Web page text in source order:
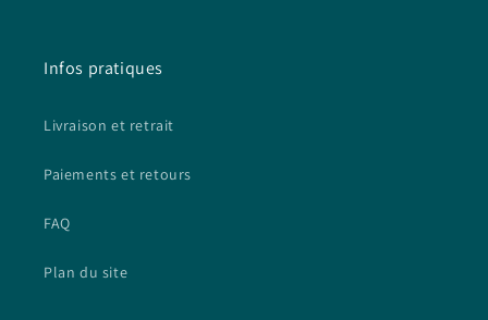
Infos pratiques
Livraison et retrait
Paiements et retours
FAQ
Plan du site